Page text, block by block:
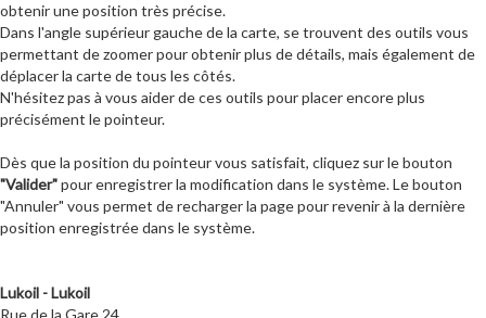
obtenir une position très précise.
Dans l'angle supérieur gauche de la carte, se trouvent des outils vous
permettant de zoomer pour obtenir plus de détails, mais également de
déplacer la carte de tous les côtés.
N'hésitez pas à vous aider de ces outils pour placer encore plus
précisément le pointeur.
Dès que la position du pointeur vous satisfait, cliquez sur le bouton
"Valider"pour enregistrer la modification dans le système. Le bouton
"Annuler" vous permet de recharger la page pour revenir à la dernière
position enregistrée dans le système.
Lukoil - Lukoil